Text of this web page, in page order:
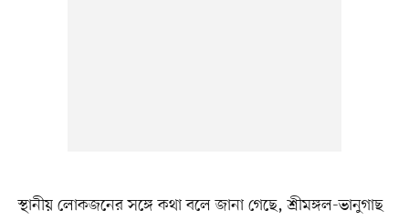
স্থানীয় লোকজনের সঙ্গে কথা বলে জানা গেছে, শ্রীমঙ্গল-ভানুগাছ